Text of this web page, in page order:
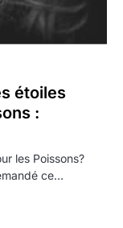
étoiles
:
les Poissons?
ce…